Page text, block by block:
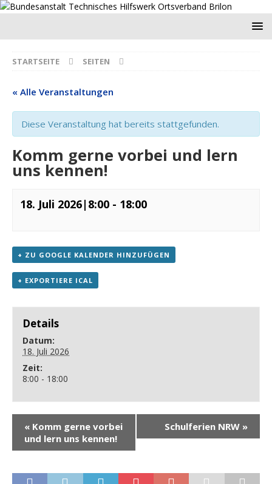
STARTSEITE SEITEN
« Alle Veranstaltungen
Diese Veranstaltung hat bereits stattgefunden.
Komm gerne vorbei und lern
uns kennen!
18. Juli 2026|8:00 - 18:00
+ ZU GOOGLE KALENDER HINZUFÜGEN
+ EXPORTIERE ICAL
Details
Datum:
18. Juli 2026
Zeit:
8:00 - 18:00
« Komm gerne vorbei
und lern uns kennen!
Schulferien NRW »